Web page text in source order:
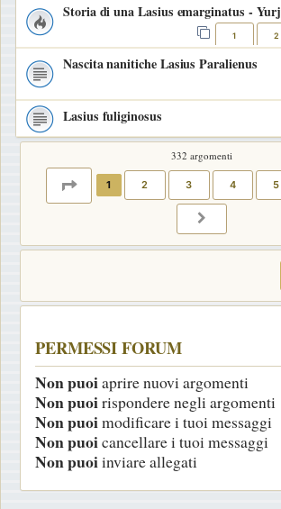
Storia di una Lasius emarginatus - Yurj
1 2
Nascita nanitiche Lasius Paralienus
Lasius fuliginosus
332 argomenti
PAGINA DI
1 2 3 4 5
PERMESSI FORUM
Non puoiaprire nuovi argomenti
Non puoirispondere negli argomenti
Non puoimodificare i tuoi messaggi
Non puoicancellare i tuoi messaggi
Non puoiinviare allegati